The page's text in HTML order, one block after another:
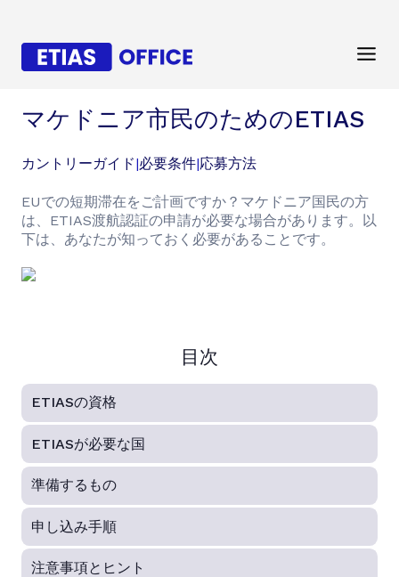
マケドニア市民のためのETIAS
カントリーガイド|必要条件|応募方法
EUでの短期滞在をご計画ですか？マケドニア国民の方
は、ETIAS渡航認証の申請が必要な場合があります。以
下は、あなたが知っておく必要があることです。
目次
ETIASの資格
ETIASが必要な国
準備するもの
申し込み手順
注意事項とヒント